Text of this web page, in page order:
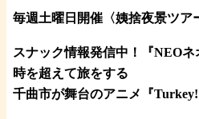
毎週土曜日開催〈姨捨夜景ツア
スナック情報発信中！『NEOネ
時を超えて旅をする
千曲市が舞台のアニメ『Turkey!